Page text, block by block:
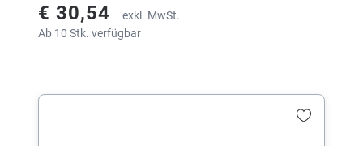
€ 30,54
exkl. MwSt.
Ab 10 Stk. verfügbar